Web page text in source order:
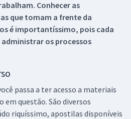
Conhecer as
que tomam a frente da
é importantíssimo, pois cada
os processos
passa a ter acesso a materiais
em questão. São diversos
riquíssimo, apostilas disponíveis